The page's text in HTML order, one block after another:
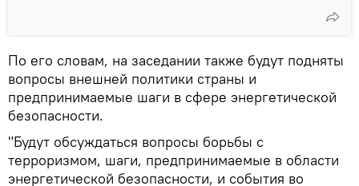
По его словам, на заседании также будут подняты
вопросы внешней политики страны и
предпринимаемые шаги в сфере энергетической
безопасности.
"Будут обсуждаться вопросы борьбы с
терроризмом, шаги, предпринимаемые в области
энергетической безопасности, и события во